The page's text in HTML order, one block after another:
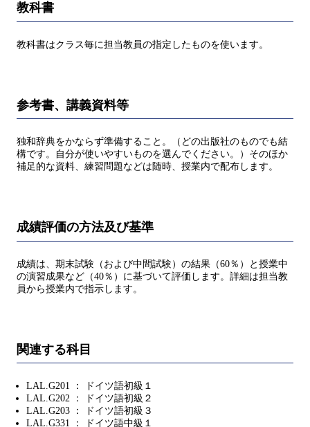
教科書
教科書はクラス毎に担当教員の指定したものを使います。
参考書、講義資料等
独和辞典をかならず準備すること。（どの出版社のものでも結
構です。自分が使いやすいものを選んでください。）そのほか
補足的な資料、練習問題などは随時、授業内で配布します。
成績評価の方法及び基準
成績は、期末試験（および中間試験）の結果（60％）と授業中
の演習成果など（40％）に基づいて評価します。詳細は担当教
員から授業内で指示します。
関連する科目
LAL.G201 ： ドイツ語初級１
LAL.G202 ： ドイツ語初級２
LAL.G203 ： ドイツ語初級３
LAL.G331 ： ドイツ語中級１